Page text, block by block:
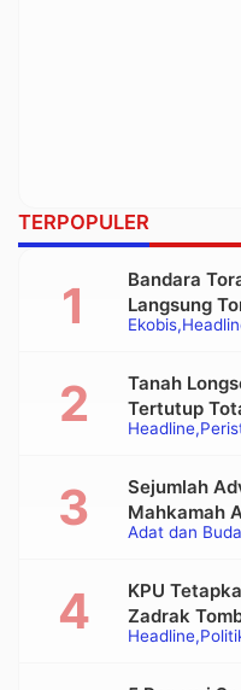
TERPOPULER
Ekobis
Bandara
Langsung
Headline
Tanah
Tertutup
Adat dan
Sejumlah
Mahkamah
Alat Berat
Headline
KPU
Zadrak
Bupati Tana